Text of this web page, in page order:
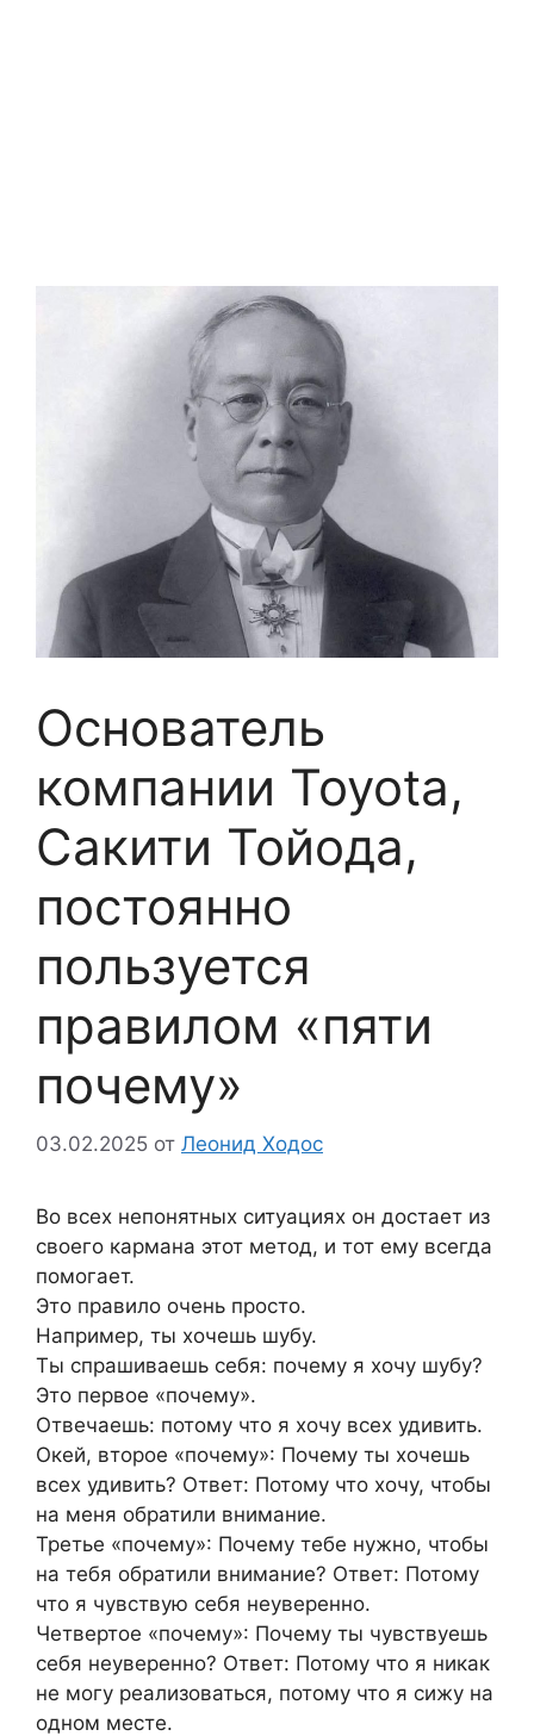
Основатель
компании Toyota,
Сакити Тойода,
постоянно
пользуется
правилом «пяти
почему»
03.02.2025 от Леонид Ходос
Во всех непонятных ситуациях он достает из
своего кармана этот метод, и тот ему всегда
помогает.
Это правило очень просто.
Например, ты хочешь шубу.
Ты спрашиваешь себя: почему я хочу шубу?
Это первое «почему».
Отвечаешь: потому что я хочу всех удивить.
Окей, второе «почему»: Почему ты хочешь
всех удивить? Ответ: Потому что хочу, чтобы
на меня обратили внимание.
Третье «почему»: Почему тебе нужно, чтобы
на тебя обратили внимание? Ответ: Потому
что я чувствую себя неуверенно.
Четвертое «почему»: Почему ты чувствуешь
себя неуверенно? Ответ: Потому что я никак
не могу реализоваться, потому что я сижу на
одном месте.